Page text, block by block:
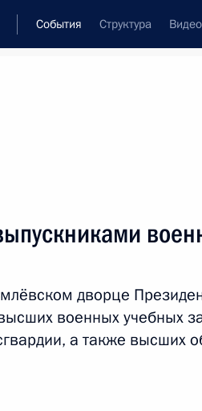
События Структура
Ашхабад
дворце
военных учебных
а также высших